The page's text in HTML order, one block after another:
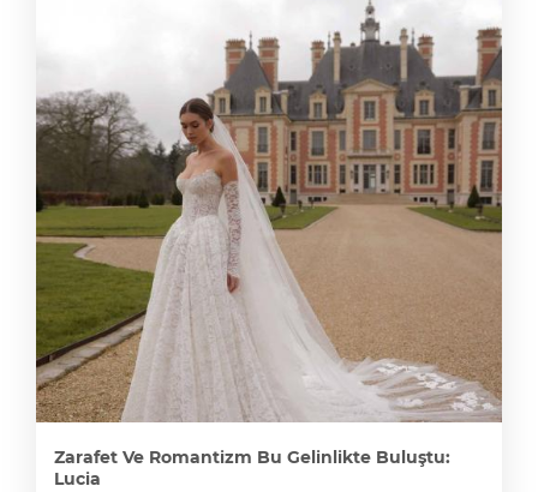
Zarafet Ve Romantizm Bu Gelinlikte Buluştu:
Lucia